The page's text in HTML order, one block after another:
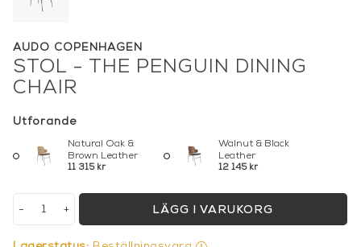
AUDO COPENHAGEN
STOL - THE PENGUIN DINING
CHAIR
Utförande
Natural Oak &
Brown Leather
11 315 kr
Walnut & Black
Leather
12 145 kr
+
- LÄGG I VARUKORG